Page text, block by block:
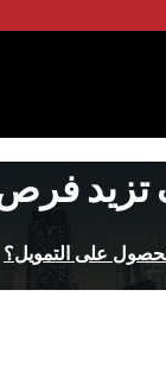
تزيد
على التمويل؟